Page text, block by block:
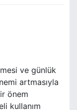
ve günlük
artmasıyla
önem
kullanım